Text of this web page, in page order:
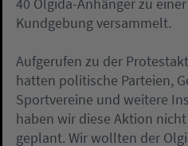
Kundgebung versammelt.
Aufgerufen zu der
hatten politische Parteien,
Sportvereine und weitere
haben wir diese Aktion
geplant. Wir wollten der